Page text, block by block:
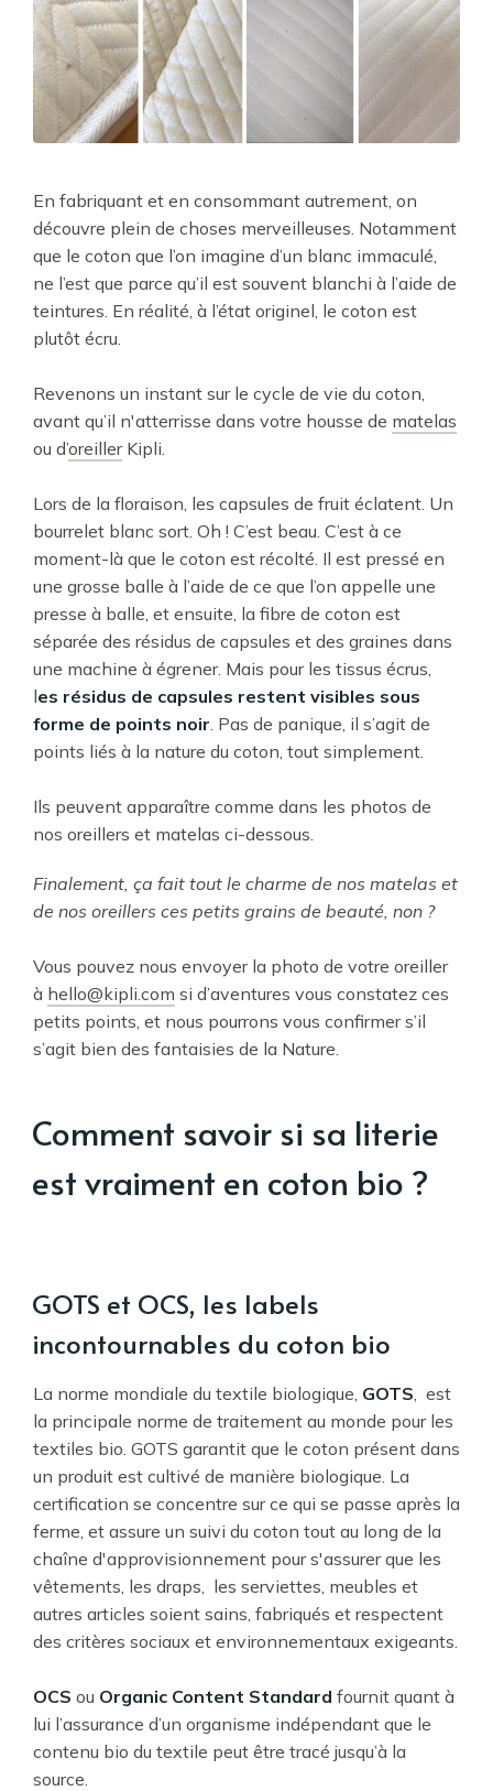
En fabriquant et en consommant autrement, on
découvre plein de choses merveilleuses. Notamment
que le coton que l’on imagine d’un blanc immaculé,
ne l’est que parce qu’il est souvent blanchi à l’aide de
teintures. En réalité, à l’état originel, le coton est
plutôt écru.
Revenons un instant sur le cycle de vie du coton,
avant qu’il n'atterrisse dans votre housse de matelas
ou d’oreillerKipli.
Lors de la floraison, les capsules de fruit éclatent. Un
bourrelet blanc sort. Oh ! C’est beau. C’est à ce
moment-là que le coton est récolté. Il est pressé en
une grosse balle à l’aide de ce que l’on appelle une
presse à balle, et ensuite, la fibre de coton est
séparée des résidus de capsules et des graines dans
une machine à égrener. Mais pour les tissus écrus,
les résidus de capsules restent visibles sous
forme de points noir . Pas de panique, il s’agit de
points liés à la nature du coton, tout simplement.
Ils peuvent apparaître comme dans les photos de
nos oreillers et matelas ci-dessous.
Finalement, ça fait tout le charme de nos matelas et
de nos oreillers ces petits grains de beauté, non ?
Vous pouvez nous envoyer la photo de votre oreiller
à hello@kipli.com si d’aventures vous constatez ces
petits points, et nous pourrons vous confirmer s’il
s’agit bien des fantaisies de la Nature.
Comment savoir si sa literie
est vraiment en coton bio ?
GOTS et OCS, les labels
incontournables du coton bio
La norme mondiale du textile biologique, GOTS , est
la principale norme de traitement au monde pour les
textiles bio. GOTS garantit que le coton présent dans
un produit est cultivé de manière biologique. La
certification se concentre sur ce qui se passe après la
ferme, et assure un suivi du coton tout au long de la
chaîne d'approvisionnement pour s'assurer que les
vêtements, les draps, les serviettes, meubles et
autres articles soient sains, fabriqués et respectent
des critères sociaux et environnementaux exigeants.
OCS ou Organic Content Standard fournit quant à
lui l’assurance d’un organisme indépendant que le
contenu bio du textile peut être tracé jusqu’à la
source.